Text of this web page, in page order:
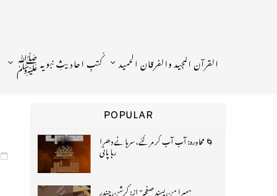
القرآن المجید والفرقان الحمید کُتبِ احادیثِ نبویہ ﷺ
POPULAR
🌀 محاورہ: آب آب کر مر گئے، سرہانے دھرا
رہا پانی
"میرا من پسند صفحہ" از: کرشن چندر